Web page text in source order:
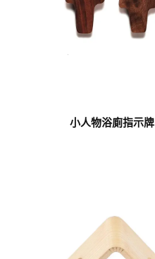
小人物浴廁指示牌